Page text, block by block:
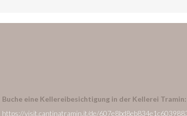
Buche eine Kellereibesichtigung in der Kellerei Tramin:
https://visit.cantinatramin.it/de/